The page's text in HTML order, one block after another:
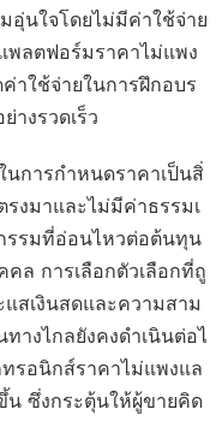
อุ่นใจโดยไม่มีค่าใช้จ่าย
พลตฟอร์มราคาไม่แพง
าใช้จ่ายในการฝึกอบร
างรวดเร็ว
นการกำหนดราคาเป็นสิ่
งมาและไม่มีค่าธรรมเ
รรมที่อ่อนไหวต่อต้นทุน
ล การเลือกตัวเลือกที่ถู
สเงินสดและความสาม
างไกลยังคงดำเนินต่อไ
รอนิกส์ราคาไม่แพงแล
น ซึ่งกระตุ้นให้ผู้ขายคิด